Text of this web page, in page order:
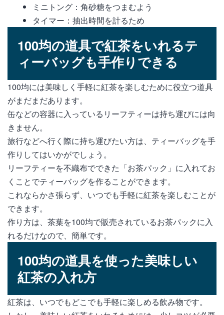
ミニトング：角砂糖をつまむよう
タイマー：抽出時間を計るため
100均の道具で紅茶をいれるテ
ィーバッグも手作りできる
100均には美味しく手軽に紅茶を楽しむために役立つ道具
がまだまだあります。
缶などの容器に入っているリーフティーは持ち運びには向
きません。
旅行などへ行く際に持ち運びたい方は、ティーバッグを手
作りしてはいかがでしょう。
リーフティーを不織布でできた「お茶パック」に入れてお
くことでティーバッグを作ることができます。
これならかさ張らず、いつでも手軽に紅茶を楽しむことが
できます。
作り方は、茶葉を100均で販売されているお茶パックに入
れるだけなので、簡単です。
100均の道具を使った美味しい
紅茶の入れ方
紅茶は、いつでもどこでも手軽に楽しめる飲み物です。